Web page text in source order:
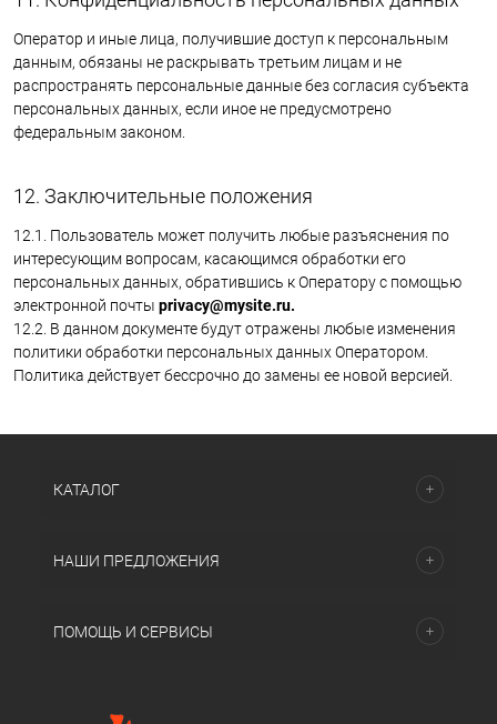
Оператор и иные лица, получившие доступ к персональным
данным, обязаны не раскрывать третьим лицам и не
распространять персональные данные без согласия субъекта
персональных данных, если иное не предусмотрено
федеральным законом.
12. Заключительные положения
12.1. Пользователь может получить любые разъяснения по
интересующим вопросам, касающимся обработки его
персональных данных, обратившись к Оператору с помощью
электронной почты privacy@mysite.ru.
12.2. В данном документе будут отражены любые изменения
политики обработки персональных данных Оператором.
Политика действует бессрочно до замены ее новой версией.
КАТАЛОГ
НАШИ ПРЕДЛОЖЕНИЯ
ПОМОЩЬ И СЕРВИСЫ